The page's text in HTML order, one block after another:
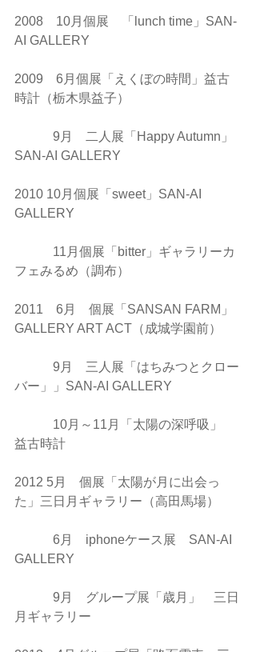
2008　10月個展　「lunch time」SAN-
AI GALLERY
2009　6月個展「えくぼの時間」益古
時計（栃木県益子）
9月　二人展「Happy Autumn」
SAN-AI GALLERY
2010 10月個展「sweet」SAN-AI
GALLERY
11月個展「bitter」ギャラリーカ
フェみるめ（調布）
2011　6月　個展「SANSAN FARM」
GALLERY ART ACT（成城学園前）
9月　三人展「はちみつとクロー
バー」」SAN-AI GALLERY
10月～11月「太陽の深呼吸」
益古時計
2012 5月　個展「太陽が月に出会っ
た」三日月ギャラリー（高田馬場）
6月　iphoneケース展　SAN-AI
GALLERY
9月　グループ展「歳月」　三日
月ギャラリー